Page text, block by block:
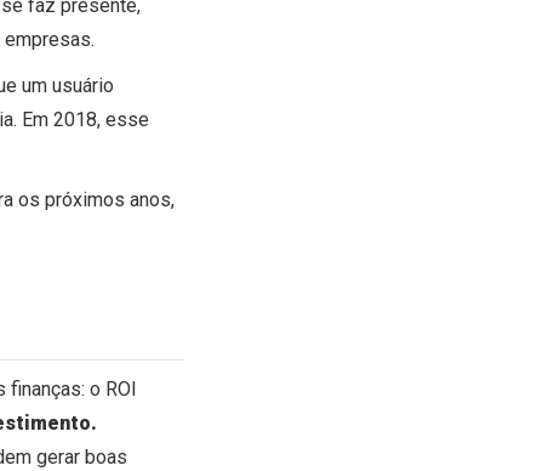
faz presente,
um usuário
Em 2018, esse
os próximos anos,
o ROI
gerar boas